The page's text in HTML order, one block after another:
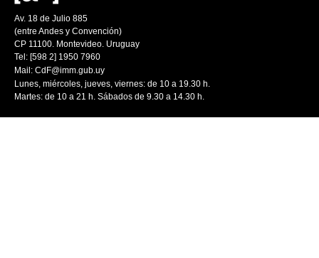
Av. 18 de Julio 885
(entre Andes y Convención)
CP 11100. Montevideo. Uruguay
Tel: [598 2] 1950 7960
Mail: CdF@imm.gub.uy
Lunes, miércoles, jueves, viernes: de 10 a 19.30 h.
Martes: de 10 a 21 h. Sábados de 9.30 a 14.30 h.